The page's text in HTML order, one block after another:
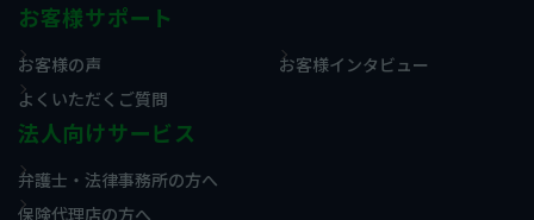
お客様サポート
お客様の声
お客様インタビュー
よくいただくご質問
法人向けサービス
弁護士・法律事務所の方へ
保険代理店の方へ